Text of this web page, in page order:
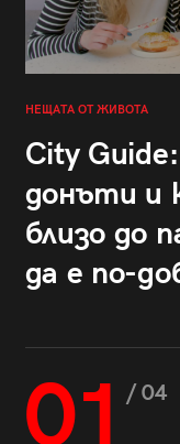
НЕЩАТА ОТ ЖИВОТА
City
донъти и
близо до
да е по-
01 / 04